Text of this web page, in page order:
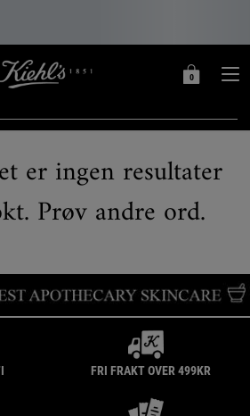
MIN
0
0 PRODUKT
er ingen resultater
Prøv andre ord.
FRI FRAKT OVER 499KR